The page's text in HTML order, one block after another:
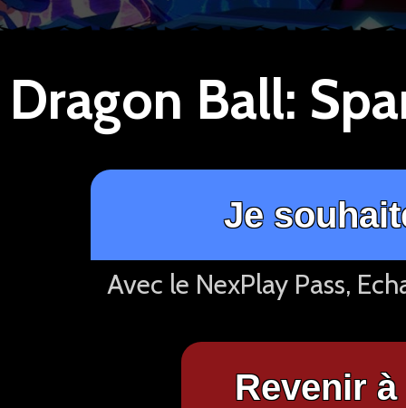
Je
Avec le NexPlay Pass,
Revenir